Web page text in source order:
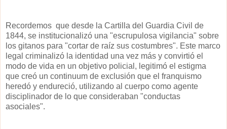
Recordemos que desde la Cartilla del Guardia Civil de
1844, se institucionalizó una "escrupulosa vigilancia" sobre
los gitanos para "cortar de raíz sus costumbres". Este marco
legal criminalizó la identidad una vez más y convirtió el
modo de vida en un objetivo policial, legitimó el estigma
que creó un continuum de exclusión que el franquismo
heredó y endureció, utilizando al cuerpo como agente
disciplinador de lo que consideraban "conductas
asociales".